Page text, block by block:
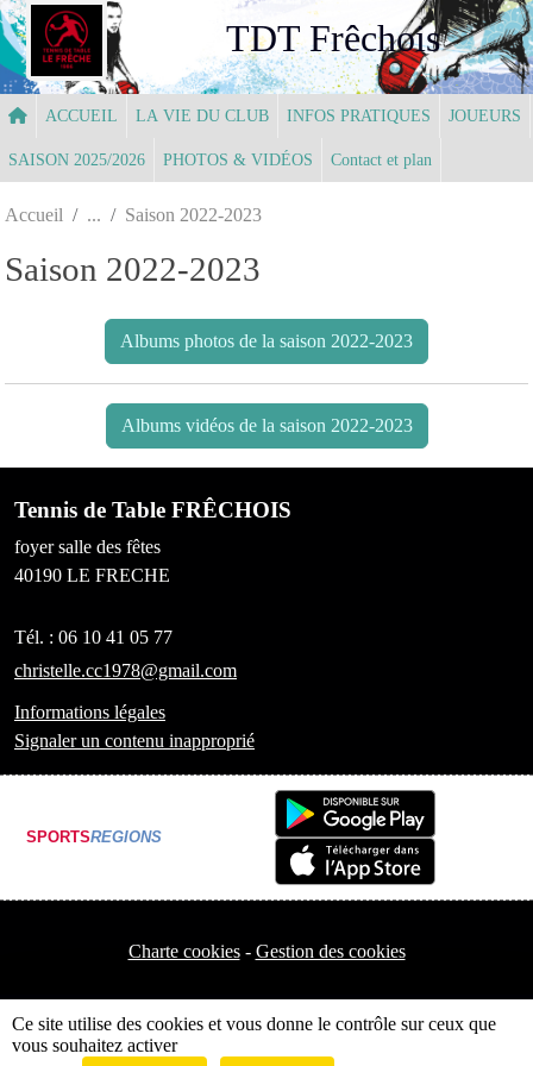
TDT Frêchois
ACCUEIL LA VIE DU CLUB INFOS PRATIQUES JOUEURS
SAISON 2025/2026 PHOTOS & VIDÉOS Contact et plan
Accueil Saison 2022-2023
Saison 2022-2023
Albums photos de la saison 2022-2023
Albums vidéos de la saison 2022-2023
Tennis de Table FRÊCHOIS
foyer salle des fêtes
40190 LE FRECHE
Tél. : 06 10 41 05 77
christelle.cc1978@gmail.com
Informations légales
Signaler un contenu inapproprié
SPORTSREGIONS
Charte cookies Gestion des cookies
Panneau de gestion des cookies
Ce site utilise des cookies et vous donne le contrôle sur ceux que
vous souhaitez activer